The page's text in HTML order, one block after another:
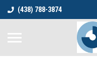
(438) 788-3874